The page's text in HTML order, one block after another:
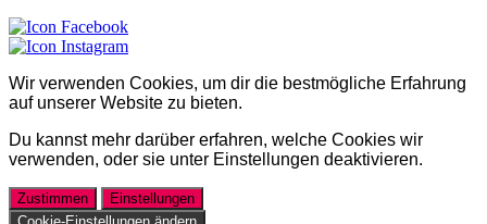
Wir verwenden Cookies, um dir die bestmögliche Erfahrung
auf unserer Website zu bieten.
Du kannst mehr darüber erfahren, welche Cookies wir
verwenden, oder sie unter Einstellungen deaktivieren.
Zustimmen
Einstellungen